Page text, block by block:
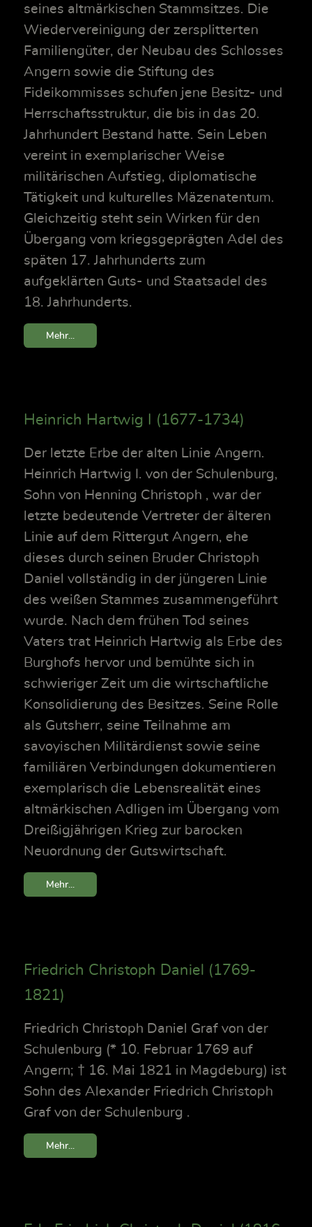
seines altmärkischen Stammsitzes. Die
Wiedervereinigung der zersplitterten
Familiengüter, der Neubau des Schlosses
Angern sowie die Stiftung des
Fideikommisses schufen jene Besitz- und
Herrschaftsstruktur, die bis in das 20.
Jahrhundert Bestand hatte. Sein Leben
vereint in exemplarischer Weise
militärischen Aufstieg, diplomatische
Tätigkeit und kulturelles Mäzenatentum.
Gleichzeitig steht sein Wirken für den
Übergang vom kriegsgeprägten Adel des
späten 17. Jahrhunderts zum
aufgeklärten Guts- und Staatsadel des
18. Jahrhunderts.
Mehr...
Heinrich Hartwig I (1677-1734)
Der letzte Erbe der alten Linie Angern.
Heinrich Hartwig I. von der Schulenburg,
Sohn von Henning Christoph , war der
letzte bedeutende Vertreter der älteren
Linie auf dem Rittergut Angern, ehe
dieses durch seinen Bruder Christoph
Daniel vollständig in der jüngeren Linie
des weißen Stammes zusammengeführt
wurde. Nach dem frühen Tod seines
Vaters trat Heinrich Hartwig als Erbe des
Burghofs hervor und bemühte sich in
schwieriger Zeit um die wirtschaftliche
Konsolidierung des Besitzes. Seine Rolle
als Gutsherr, seine Teilnahme am
savoyischen Militärdienst sowie seine
familiären Verbindungen dokumentieren
exemplarisch die Lebensrealität eines
altmärkischen Adligen im Übergang vom
Dreißigjährigen Krieg zur barocken
Neuordnung der Gutswirtschaft.
Mehr...
Friedrich Christoph Daniel (1769-
1821)
Friedrich Christoph Daniel Graf von der
Schulenburg (* 10. Februar 1769 auf
Angern; † 16. Mai 1821 in Magdeburg) ist
Sohn des Alexander Friedrich Christoph
Graf von der Schulenburg .
Mehr...